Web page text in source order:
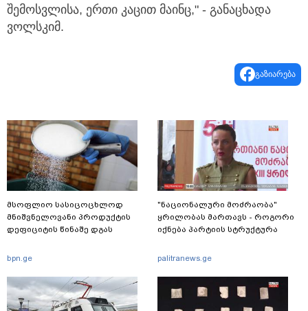
შემოსვლისა, ერთი კაცით მაინც," - განაცხადა
ვოლსკიმ.
გაზიარება
მსოფლიო სასიცოცხლოდ
მნიშვნელოვანი პროდუქტის
დეფიციტის წინაშე დგას
bpn.ge
"ნაციონალური მოძრაობა"
ყრილობას მართავს - როგორი
იქნება პარტიის სტრუქტურა
palitranews.ge